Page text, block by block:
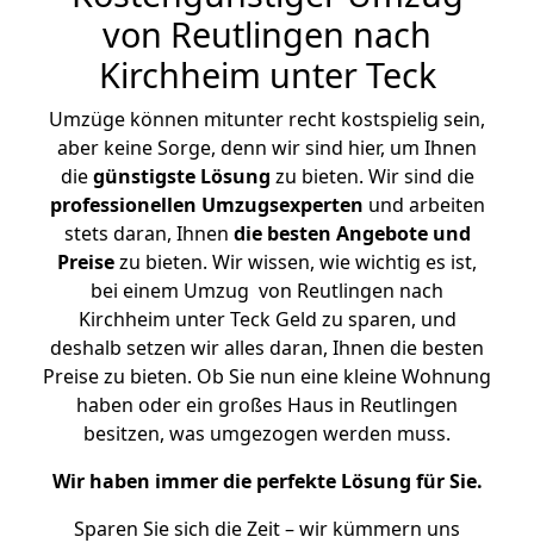
von Reutlingen nach
Kirchheim unter Teck
Umzüge können mitunter recht kostspielig sein,
aber keine Sorge, denn wir sind hier, um Ihnen
diegünstigste Lösung zu bieten. Wir sind die
professionellen Umzugsexperten und arbeiten
stets daran, Ihnen die besten Angebote und
Preisezu bieten. Wir wissen, wie wichtig es ist,
bei einem Umzug von Reutlingen nach
Kirchheim unter Teck Geld zu sparen, und
deshalb setzen wir alles daran, Ihnen die besten
Preise zu bieten. Ob Sie nun eine kleine Wohnung
haben oder ein großes Haus in Reutlingen
besitzen, was umgezogen werden muss.
Wir haben immer die perfekte Lösung für Sie.
Sparen Sie sich die Zeit – wir kümmern uns